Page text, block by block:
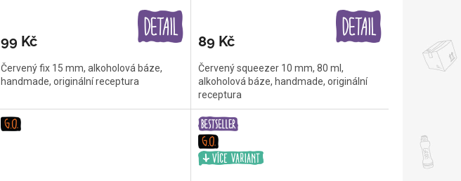
99 Kč
Červený fix 15 mm, alkoholová báze,
handmade, originální receptura
89 Kč
Červený squeezer 10 mm, 80 ml,
alkoholová báze, handmade, originální
receptura